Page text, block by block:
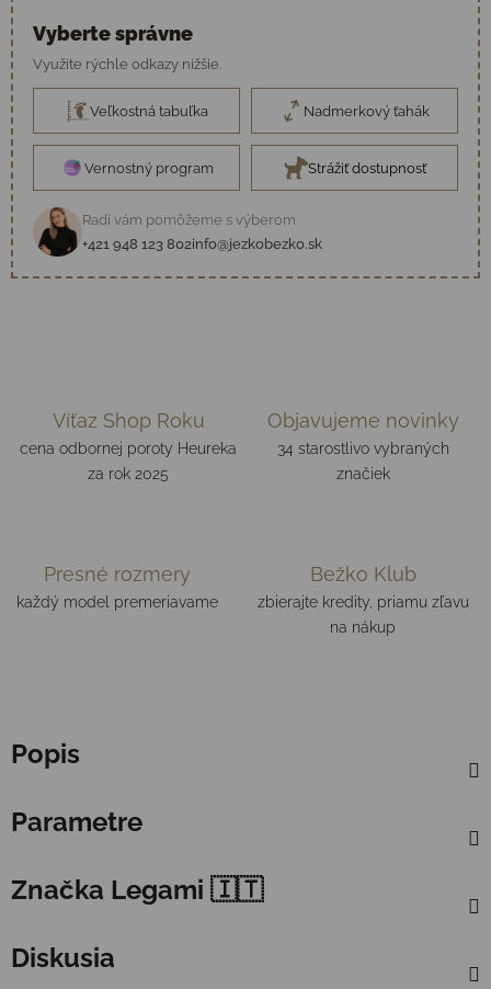
Vyberte správne
Využite rýchle odkazy nižšie.
Veľkostná tabuľka Nadmerkový ťahák
Vernostný program Strážiť dostupnosť
Radi vám pomôžeme s výberom
+421 948 123 802info@jezkobezko.sk
Víťaz Shop Roku
cena odbornej poroty Heureka
za rok 2025
Objavujeme novinky
34 starostlivo vybraných
značiek
Presné rozmery
každý model premeriavame
Bežko Klub
zbierajte kredity, priamu zľavu
na nákup
Popis
Parametre
Značka Legami 🇮🇹
Diskusia